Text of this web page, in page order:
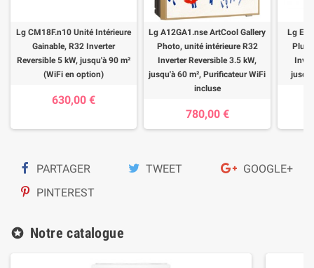
Lg CM18F.n10 Unité Intérieure
Gainable, R32 Inverter
Reversible 5 kW, jusqu'à 90 m²
(WiFi en option)
630,00 €
Lg A12GA1.nse ArtCool Gallery
Photo, unité intérieure R32
Inverter Reversible 3.5 kW,
jusqu'à 60 m², Purificateur WiFi
incluse
780,00 €
Lg
Plus,
PARTAGER TWEET
GOOGLE+
PINTEREST
stars Notre catalogue